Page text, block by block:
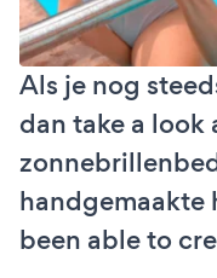
Als je nog
dan take a look
handgemaakte
been able to